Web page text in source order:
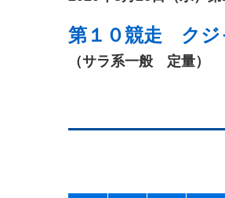
第１０競走 クジ
（サラ系一般 定量）